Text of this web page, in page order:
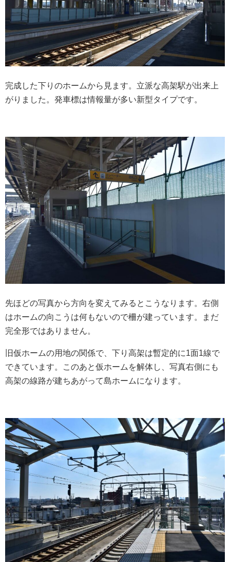
完成した下りのホームから見ます。立派な高架駅が出来上
がりました。発車標は情報量が多い新型タイプです。
先ほどの写真から方向を変えてみるとこうなります。右側
はホームの向こうは何もないので柵が建っています。まだ
完全形ではありません。
旧仮ホームの用地の関係で、下り高架は暫定的に1面1線で
できています。このあと仮ホームを解体し、写真右側にも
高架の線路が建ちあがって島ホームになります。